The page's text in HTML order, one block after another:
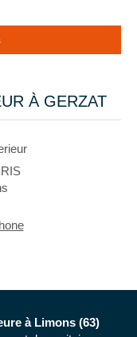
À GERZAT
à Limons (63)